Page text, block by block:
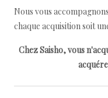
Nous vous
chaque acquisition soit
Chez Saisho, vous